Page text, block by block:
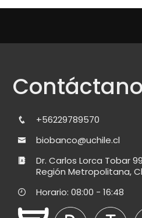
+56229789570
biobanco@uchile.cl
Dr. Carlos Lorca Tobar
Región Metropolitana,
Horario: 08:00 - 16:48